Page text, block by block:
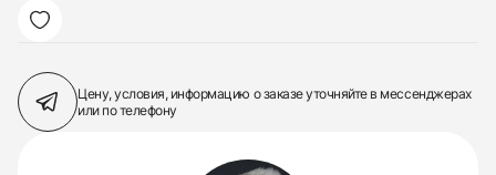
Цену, условия, информацию о заказеуточняйте в мессенджерах
или по телефону